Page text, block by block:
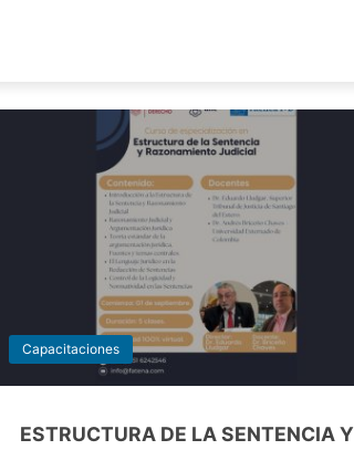
Capacitaciones
ESTRUCTURA DE LA SENTENCIA Y